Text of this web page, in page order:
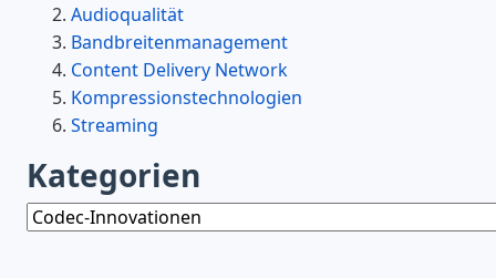
Audioqualität
Bandbreitenmanagement
Content Delivery Network
Kompressionstechnologien
Streaming
Kategorien
Kategorien